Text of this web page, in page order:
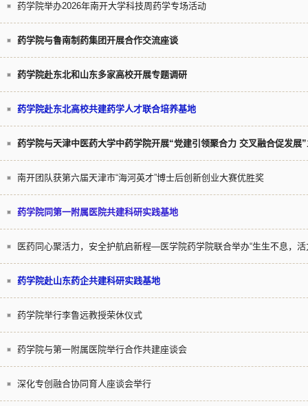
药学院举办2026年南开大学科技周药学专场活动
药学院与鲁南制药集团开展合作交流座谈
药学院赴东北和山东多家高校开展专题调研
药学院赴东北高校共建药学人才联合培养基地
药学院与天津中医药大学中药学院开展“党建引领聚合力 交叉融合促发展
南开团队获第六届天津市“海河英才”博士后创新创业大赛优胜奖
药学院同第一附属医院共建科研实践基地
医药同心聚活力，安全护航启新程—医学院药学院联合举办“生生不息，
药学院赴山东药企共建科研实践基地
药学院举行李鲁远教授荣休仪式
药学院与第一附属医院举行合作共建座谈会
深化专创融合协同育人座谈会举行